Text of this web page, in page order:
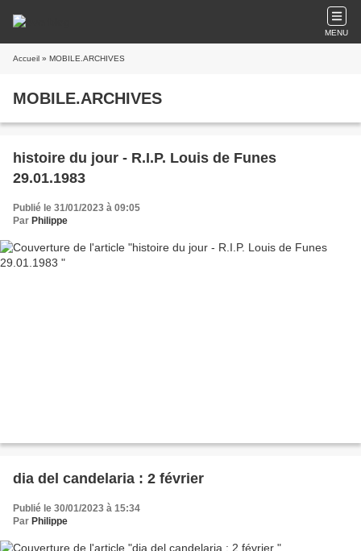
MENU
Accueil » MOBILE.ARCHIVES
MOBILE.ARCHIVES
histoire du jour - R.I.P. Louis de Funes
29.01.1983
Publié le 31/01/2023 à 09:05
Par Philippe
dia del candelaria : 2 février
Publié le 30/01/2023 à 15:34
Par Philippe